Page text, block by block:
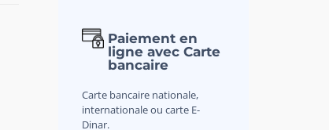
Paiement en
ligne avec Carte
bancaire
Carte bancaire nationale,
internationale ou carte E-
Dinar.